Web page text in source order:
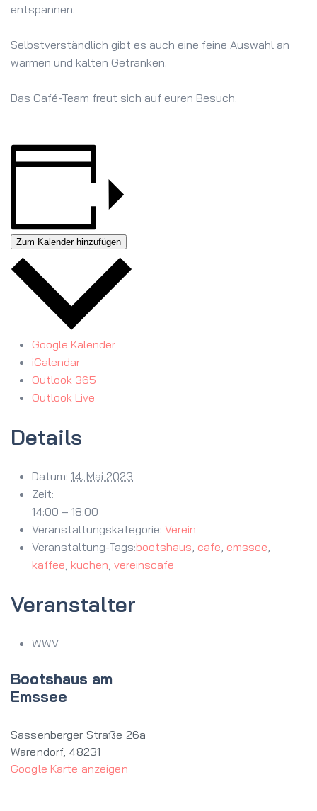
entspannen.
Selbstverständlich gibt es auch eine feine Auswahl an
warmen und kalten Getränken.
Das Café-Team freut sich auf euren Besuch.
Zum Kalender hinzufügen
Google Kalender
iCalendar
Outlook 365
Outlook Live
Details
Datum: 14. Mai 2023
Zeit:
14:00 – 18:00
Veranstaltungskategorie: Verein
Veranstaltung-Tags:bootshaus cafe emssee
kaffee kuchen vereinscafe
Veranstalter
WWV
Bootshaus am
Emssee
Sassenberger Straße 26a
Warendorf, 48231
Google Karte anzeigen